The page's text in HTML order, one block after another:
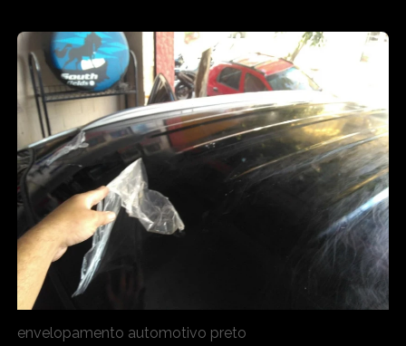
envelopamento automotivo preto